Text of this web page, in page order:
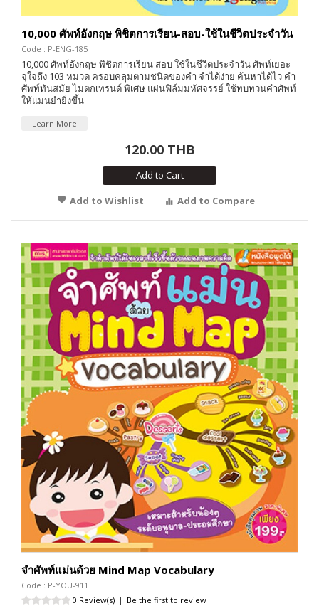
10,000 ศัพท์อังกฤษ พิชิตการเรียน-สอบ-ใช้ในชีวิตประจำวัน
Code : P-ENG-185
10,000 ศัพท์อังกฤษ พิชิตการเรียน สอบ ใช้ในชีวิตประจำวัน ศัพท์เยอะ
จุใจถึง 103 หมวด ครอบคลุมตามชนิดของคำ จำได้ง่าย ค้นหาได้ไว คำ
ศัพท์ทันสมัย ไม่ตกเทรนด์ พิเศษ แผ่นฟิล์มมหัศจรรย์ ใช้ทบทวนคำศัพท์
ให้แม่นยำยิ่งขึ้น
Learn More
120.00 THB
Add to Cart
Add to Wishlist
Add to Compare
จำศัพท์แม่นด้วย Mind Map Vocabulary
Code : P-YOU-911
0 Review(s) | Be the first to review